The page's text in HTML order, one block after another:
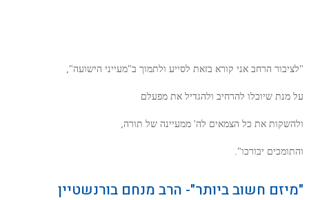
"לציבור הרחב אני קורא בזאת לסייע ולתמוך ב"מעייני הישועה",
על מנת שיוכלו להרחיב ולהגדיל את מפעלם
ולהשקות את כל הצמאים לה' ממעיינה של תורה,
והתומכים יבורכו".
"מיזם חשוב ביותר"- הרב מנחם בורנשטיין